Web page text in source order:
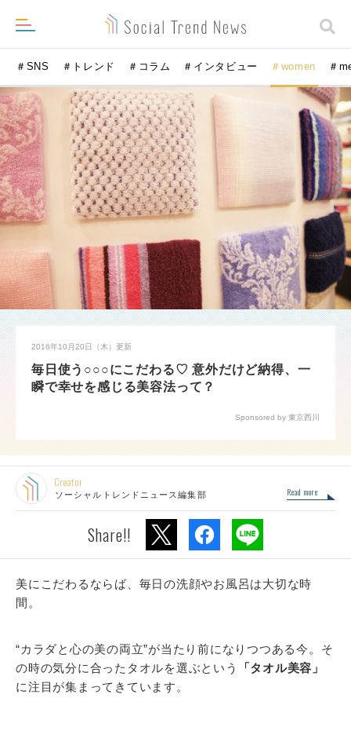
＃SNS ＃トレンド ＃コラム ＃インタビュー ＃women ＃
2016年10月20日（木） 更新
毎日使う○○○にこだわる♡ 意外だけど納得、一
瞬で幸せを感じる美容法って？
Sponsored by 東京西川
Creator
ソーシャルトレンドニュース編集部 Read more
Share!!
美にこだわるならば、毎日の洗顔やお風呂は大切な時
間。
“カラダと心の美の両立”が当たり前になりつつある今。そ
の時の気分に合ったタオルを選ぶという
「タオル美容」
に注目が集まってきています。